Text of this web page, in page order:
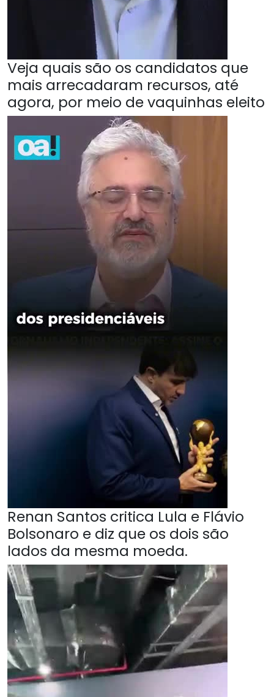
Veja quais são os candidatos que
mais arrecadaram recursos, até
agora, por meio de vaquinhas eleito
Renan Santos critica Lula e Flávio
Bolsonaro e diz que os dois são
lados da mesma moeda.